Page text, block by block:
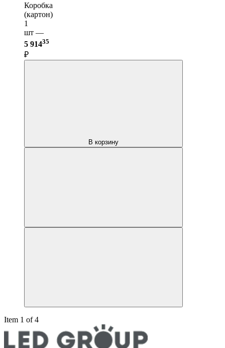
Коробка
(картон)
1
шт —
5 91435
₽
В корзину
Item 1 of 4